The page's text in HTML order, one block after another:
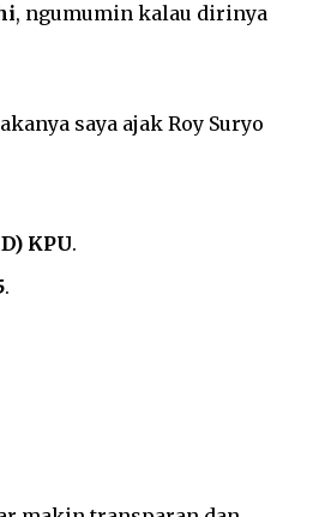
, ngumumin kalau dirinya
saya ajak Roy Suryo
KPU.
.